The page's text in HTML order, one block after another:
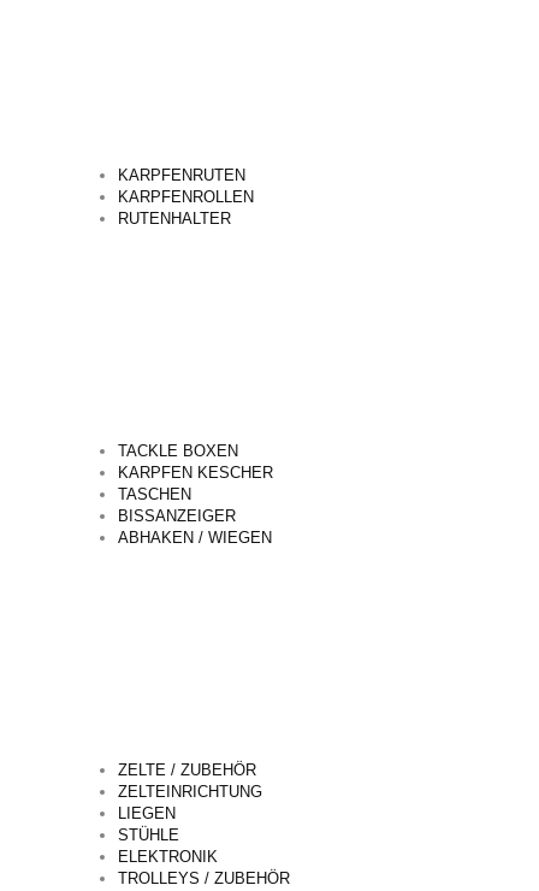
KARPFENRUTEN
KARPFENROLLEN
RUTENHALTER
TACKLE BOXEN
KARPFEN KESCHER
TASCHEN
BISSANZEIGER
ABHAKEN / WIEGEN
ZELTE / ZUBEHÖR
ZELTEINRICHTUNG
LIEGEN
STÜHLE
ELEKTRONIK
TROLLEYS / ZUBEHÖR